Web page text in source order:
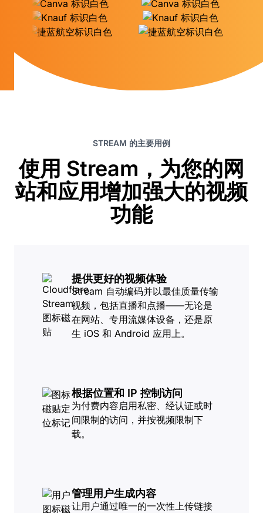
STREAM 的主要用例
使用 Stream，为您的网
站和应用增加强大的视频
功能
提供更好的视频体验
Stream 自动编码并以最佳质量传输
视频，包括直播和点播——无论是
在网站、专用流媒体设备，还是原
生 iOS 和 Android 应用上。
根据位置和 IP 控制访问
为付费内容启用私密、经认证或时
间限制的访问，并按视频限制下
载。
管理用户生成内容
让用户通过唯一的一次性上传链接